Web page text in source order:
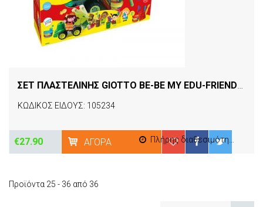
ΚΩΔΙΚΟΣ ΕΙΔΟΥΣ: 105234
€27.90 ΑΓΟΡΆ Πλήρης διαθεσιμότητα
Προϊόντα 25 - 36 από 36